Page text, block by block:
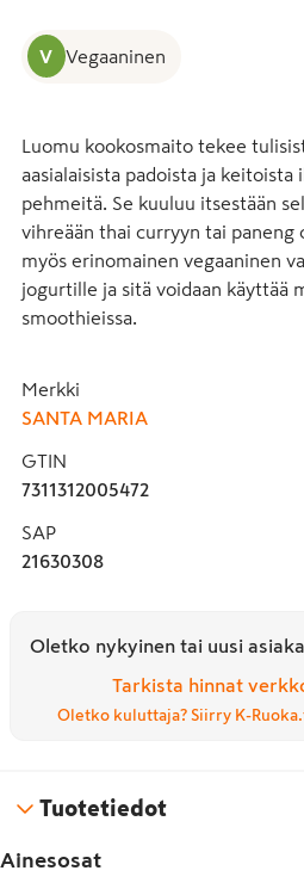
V Vegaaninen
Luomu kookosmaito tekee
aasialaisista padoista ja keitoista
pehmeitä. Se kuuluu itsestään
vihreään thai curryyn tai paneng
myös erinomainen vegaaninen
jogurtille ja sitä voidaan käyttää
smoothieissa.
Merkki
SANTA MARIA
GTIN
7311312005472
SAP
21630308
Oletko nykyinen tai uusi
Tarkista hinnat
Oletko kuluttaja? Siirry K-
Tuotetiedot
Ainesosat